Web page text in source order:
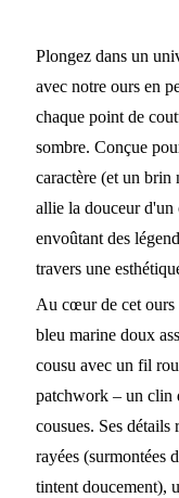
Plongez dans un
avec notre ours en
chaque point de
sombre. Conçue
caractère (et un brin
allie la douceur d'un
envoûtant des
travers une
Au cœur de cet ours
bleu marine doux
cousu avec un fil
patchwork – un clin
cousues. Ses
rayées (surmontées
tintent doucement),